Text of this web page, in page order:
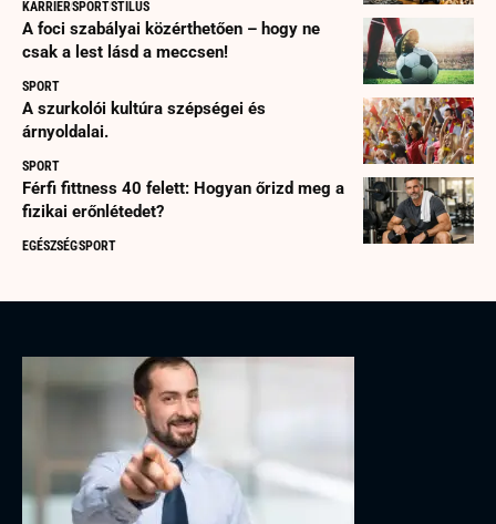
KARRIERSPORTSTÍLUS
A foci szabályai közérthetően – hogy ne
csak a lest lásd a meccsen!
SPORT
A szurkolói kultúra szépségei és
árnyoldalai.
SPORT
Férfi fittness 40 felett: Hogyan őrizd meg a
fizikai erőnlétedet?
EGÉSZSÉGSPORT